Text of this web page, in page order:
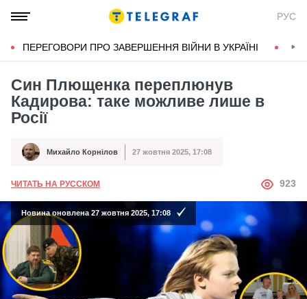
РУС
ПЕРЕГОВОРИ ПРО ЗАВЕРШЕННЯ ВІЙНИ В УКРАЇНІ
Син Плющенка переплюнув
Кадирова: таке можливе лише в
Росії
Автор Михайло Корнілов
Дата публікації 27 жовтня 2025, 17:08
ЧИТАТЬ НА РУССКОМ АВТОР
923
Новина оновлена 27 жовтня 2025, 17:08